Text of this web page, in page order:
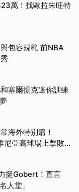
萬！找歐拉朱旺特
包容規範 前NBA
塞爾提克迷你訓練
海外特別篇！
尼亞高球場上擊敗
挺Gobert！直言
人堂」